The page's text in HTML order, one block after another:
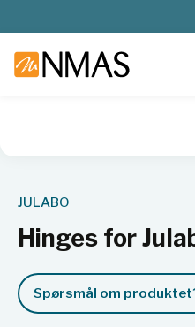
JULABO
Hinges for
Spørsmål om